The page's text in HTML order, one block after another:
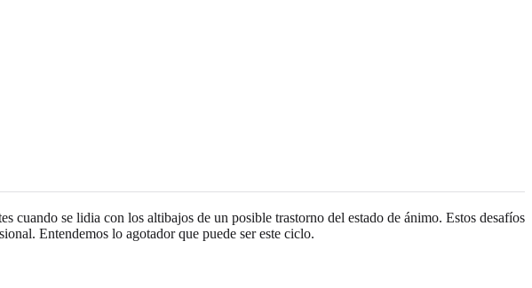
cuando se lidia con los altibajos de un posible trastorno del estado de ánimo. Estos desafíos
Entendemos lo agotador que puede ser este ciclo.